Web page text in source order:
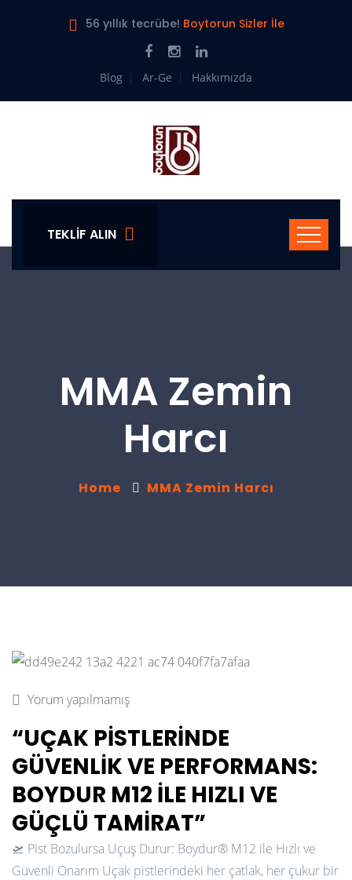
56 yıllık tecrübe! Boytorun Sizler İle
Blog Ar-Ge Hakkımızda
TEKLIF ALIN
MMA Zemin
Harcı
Home MMA Zemin Harcı
Yorum yapılmamış
“UÇAK PISTLERINDE
GÜVENLIK VE PERFORMANS:
BOYDUR M12 ILE HIZLI VE
GÜÇLÜ TAMIRAT”
🛫 Pist Bozulursa Uçuş Durur: Boydur® M12 ile Hızlı ve
Güvenli Onarım Uçak pistlerindeki her çatlak, her çukur bir